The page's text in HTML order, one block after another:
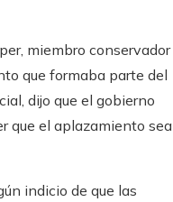
miembro conservador
que formaba parte del
dijo que el gobierno
que el aplazamiento sea
indicio de que las